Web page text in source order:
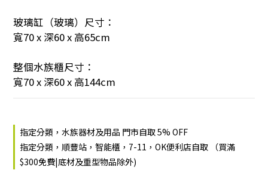
玻璃缸（玻璃）尺寸：
寬70 x 深60 x 高65cm
整個水族櫃尺寸：
寬70 x 深60 x 高144cm
指定分類，水族器材及用品 門市自取 5% OFF
指定分類，順豐站，智能櫃，7-11，OK便利店自取 （買滿
$300免費|底材及重型物品除外)